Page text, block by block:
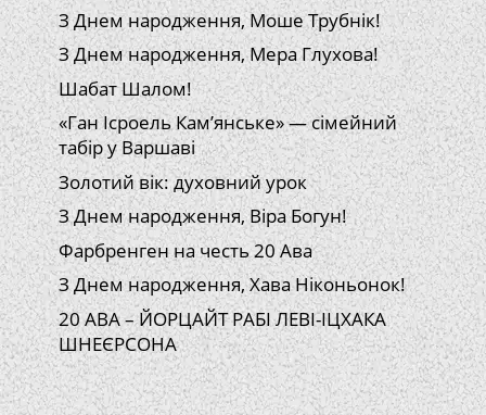
З Днем народження, Моше Трубнік!
З Днем народження, Мера Глухова!
Шабат Шалом!
«Ган Ісроель Кам’янське» — сімейний
табір у Варшаві
Золотий вік: духовний урок
З Днем народження, Віра Богун!
Фарбренген на честь 20 Ава
З Днем народження, Хава Ніконьонок!
20 АВА – ЙОРЦАЙТ РАБІ ЛЕВІ-ІЦХАКА
ШНЕЄРСОНА